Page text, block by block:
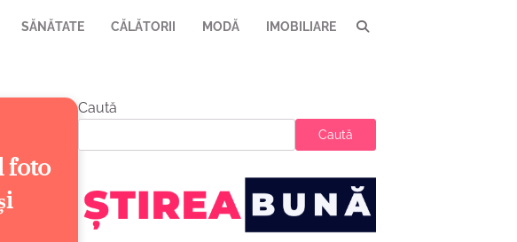
SĂNĂTATE CĂLĂTORII MODĂ IMOBILIARE
foto
Caută
Caută